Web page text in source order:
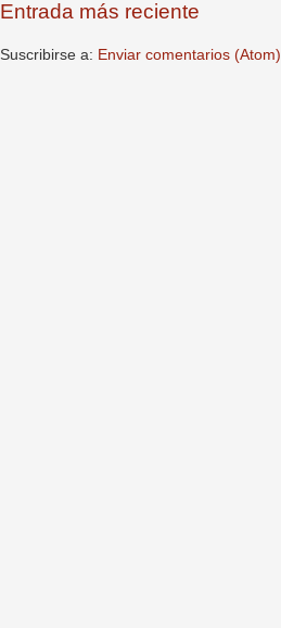
Entrada más reciente
Suscribirse a: Enviar comentarios (Atom)